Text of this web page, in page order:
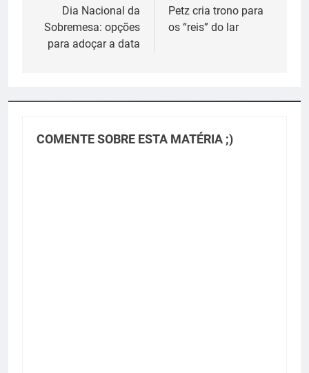
Post
Dia Nacional da
Sobremesa: opções
para adoçar a data
Petz cria trono para
os “reis” do lar
COMENTE SOBRE ESTA MATÉRIA ;)